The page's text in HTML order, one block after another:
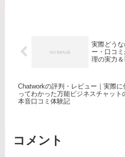
実際どう
ー・口コ
理の実力
Chatworkの評判・レビュー｜実際に
ってわかった万能ビジネスチャット
本音口コミ体験記
コメント